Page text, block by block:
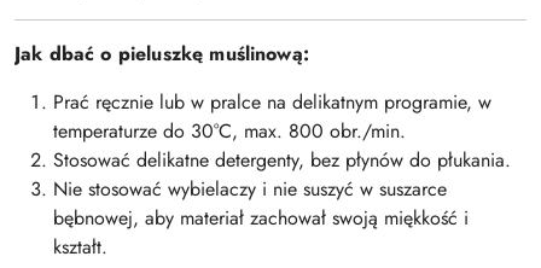
Jak dbać o pieluszkę muślinową:
Prać ręcznie lub w pralce na delikatnym programie, w
temperaturze do 30°C, max. 800 obr./min.
Stosować delikatne detergenty, bez płynów do płukania.
Nie stosować wybielaczy i nie suszyć w suszarce
bębnowej, aby materiał zachował swoją miękkość i
kształt.